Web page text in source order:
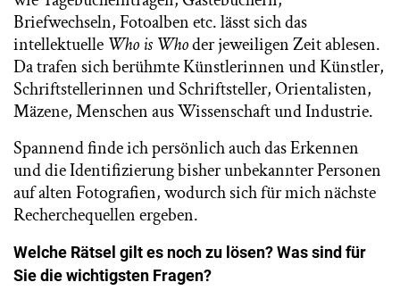
Briefwechseln, Fotoalben etc. lässt sich das
intellektuelle Who is Whoder jeweiligen Zeit ablesen.
Da trafen sich berühmte Künstlerinnen und Künstler,
Schriftstellerinnen und Schriftsteller, Orientalisten,
Mäzene, Menschen aus Wissenschaft und Industrie.
Spannend finde ich persönlich auch das Erkennen
und die Identifizierung bisher unbekannter Personen
auf alten Fotografien, wodurch sich für mich nächste
Recherchequellen ergeben.
Welche Rätsel gilt es noch zu lösen? Was sind für
Sie die wichtigsten Fragen?